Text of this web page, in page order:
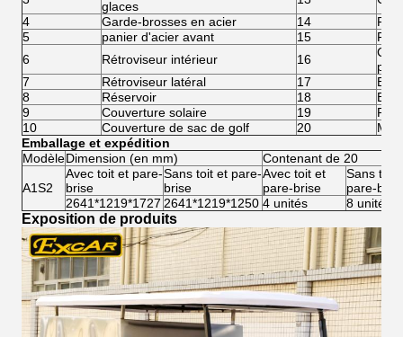
glaces
4
Garde-brosses en acier 14
5
panier d'acier avant 15
6
Rétroviseur intérieur 16
7
Rétroviseur latéral 17
8
Réservoir 18
9
Couverture solaire 19
10
Couverture de sac de golf 20
Emballage et expédition
ModèleDimension (en mm) Contenant de 20
A1S2
Avec toit et pare-
brise
Sans toit et pare-
brise
Avec toit et
pare-brise
Sans toit
pare-
2641*1219*1727 2641*1219*1250 4 unités 8 unités
Exposition de produits